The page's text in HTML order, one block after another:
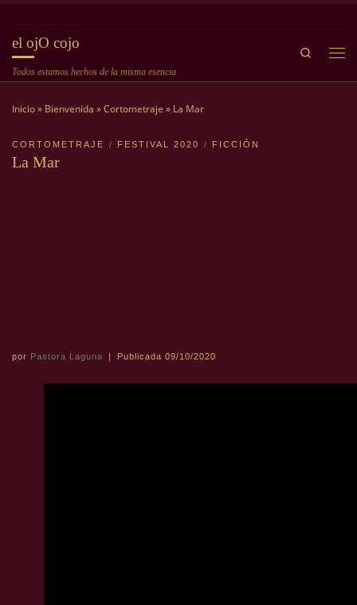
el ojO cojo
Todos estamos hechos de la misma esencia
Search
Inicio» Bienvenida »Cortometraje » La Mar
CORTOMETRAJE FESTIVAL 2020 FICCIÓN
La Mar
por Pastora Laguna | Publicada 09/10/2020